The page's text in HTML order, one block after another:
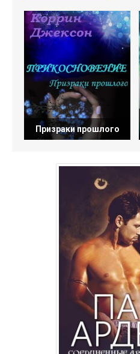
Призраки прошлого